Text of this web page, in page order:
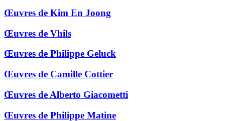
Œuvres de Kim En Joong
Œuvres de Vhils
Œuvres de Philippe Geluck
Œuvres de Camille Cottier
Œuvres de Alberto Giacometti
Œuvres de Philippe Matine